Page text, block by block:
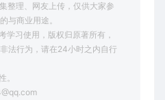
整理、网友上传，仅供大家参
与商业用途。
学习使用，版权归原著所有，
法行为，请在24小时之内自行
。